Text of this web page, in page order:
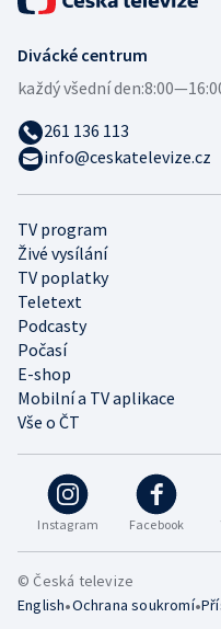
Instagram Facebook
TV program
Živé vysílání
TV poplatky
Teletext
Podcasty
Počasí
E-shop
Mobilní a TV aplikace
Vše o ČT
Divácké centrum
každý všední den:
261 136 113
info@ceskatelevize.cz
© Česká televize
English•Ochrana soukromí•